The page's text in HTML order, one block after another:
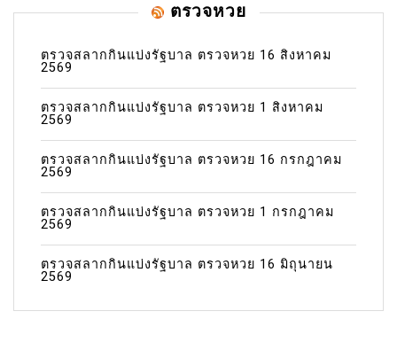
ตรวจหวย
ตรวจสลากกินแบ่งรัฐบาล ตรวจหวย 16 สิงหาคม
2569
ตรวจสลากกินแบ่งรัฐบาล ตรวจหวย 1 สิงหาคม
2569
ตรวจสลากกินแบ่งรัฐบาล ตรวจหวย 16 กรกฎาคม
2569
ตรวจสลากกินแบ่งรัฐบาล ตรวจหวย 1 กรกฎาคม
2569
ตรวจสลากกินแบ่งรัฐบาล ตรวจหวย 16 มิถุนายน
2569